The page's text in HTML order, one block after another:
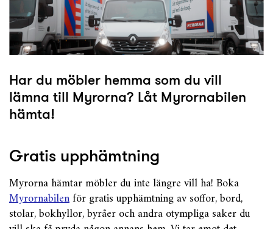
Har du möbler hemma som du vill
lämna till Myrorna? Låt Myrornabilen
hämta!
Gratis upphämtning
Myrorna hämtar möbler du inte längre vill ha! Boka
Myrornabilenför gratis upphämtning av soffor, bord,
stolar, bokhyllor, byråer och andra otympliga saker du